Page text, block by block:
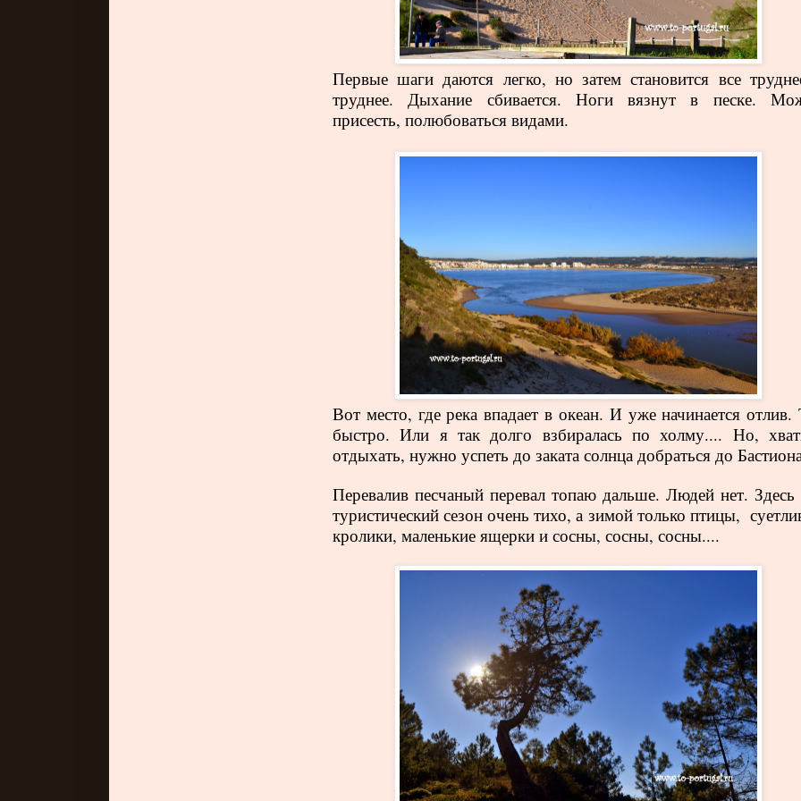
Первые шаги даются легко, но затем становится все
труднее. Дыхание сбивается. Ноги вязнут в песке.
присесть, полюбоваться видами.
Вот место, где река впадает в океан. И уже начинается отлив.
быстро. Или я так долго взбиралась по холму.... Но,
отдыхать, нужно успеть до заката солнца добраться до
Перевалив песчаный перевал топаю дальше. Людей нет.
туристический сезон очень тихо, а зимой только птицы,
кролики, маленькие ящерки и сосны, сосны, сосны....